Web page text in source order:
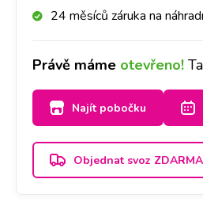
24 měsíců záruka na
Právě máme otevřeno!
Najít pobočku
Objednat svoz ZDARMA